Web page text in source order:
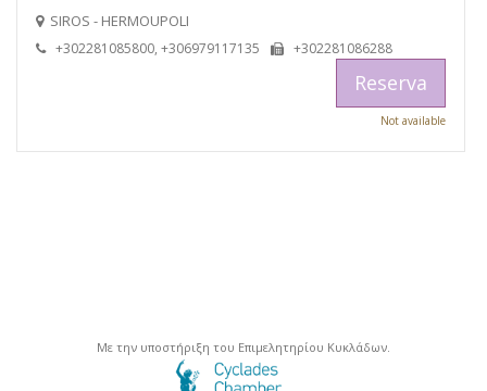
SIROS - HERMOUPOLI
+302281085800, +306979117135 +302281086288
Reserva
Not available
Με την υποστήριξη του Επιμελητηρίου Κυκλάδων.